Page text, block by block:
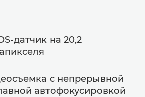
датчик на 20,2
с непрерывной
автофокусировкой